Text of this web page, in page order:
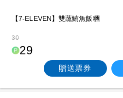
【7-ELEVEN】雙蔬鮪魚飯糰
30
29
贈送票券